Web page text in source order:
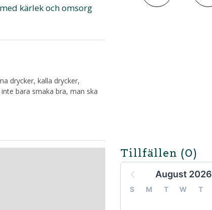
kärlek och omsorg
drycker, kalla drycker,
bara smaka bra, man ska
Tillfällen (0)
August 2026
S M T W T